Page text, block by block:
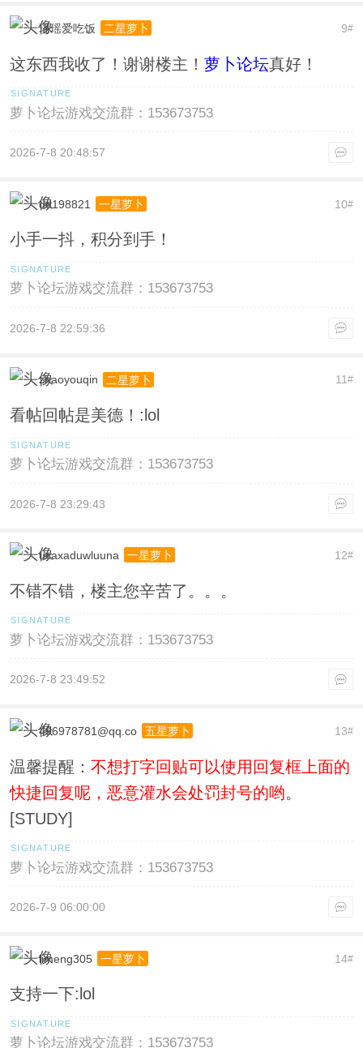
9#
瑶瑶爱吃饭 二星萝卜
这东西我收了！谢谢楼主！ 萝卜论坛真好！
萝卜论坛游戏交流群：153673753
2026-7-8 20:48:57
10#
dd198821 一星萝卜
小手一抖，积分到手！
萝卜论坛游戏交流群：153673753
2026-7-8 22:59:36
11#
zhaoyouqin 二星萝卜
看帖回帖是美德！:lol
萝卜论坛游戏交流群：153673753
2026-7-8 23:29:43
12#
ucaxaduwluuna 一星萝卜
不错不错，楼主您辛苦了。。。
萝卜论坛游戏交流群：153673753
2026-7-8 23:49:52
13#
496978781@qq.co 五星萝卜
温馨提醒： 不想打字回贴可以使用回复框上面的
快捷回复呢，恶意灌水会处罚封号的哟。
[STUDY]
萝卜论坛游戏交流群：153673753
2026-7-9 06:00:00
14#
limeng305 一星萝卜
支持一下:lol
萝卜论坛游戏交流群：153673753